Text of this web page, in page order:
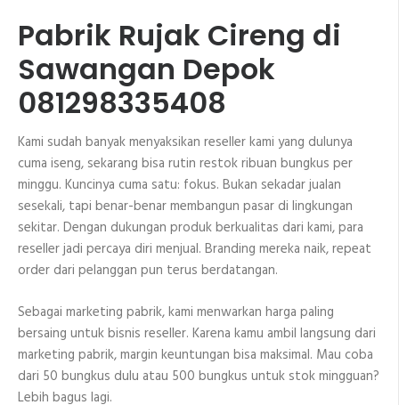
Pabrik Rujak Cireng di
Sawangan Depok
081298335408
Kami sudah banyak menyaksikan reseller kami yang dulunya
cuma iseng, sekarang bisa rutin restok ribuan bungkus per
minggu. Kuncinya cuma satu: fokus. Bukan sekadar jualan
sesekali, tapi benar-benar membangun pasar di lingkungan
sekitar. Dengan dukungan produk berkualitas dari kami, para
reseller jadi percaya diri menjual. Branding mereka naik, repeat
order dari pelanggan pun terus berdatangan.
Sebagai marketing pabrik, kami menwarkan harga paling
bersaing untuk bisnis reseller. Karena kamu ambil langsung dari
marketing pabrik, margin keuntungan bisa maksimal. Mau coba
dari 50 bungkus dulu atau 500 bungkus untuk stok mingguan?
Lebih bagus lagi.